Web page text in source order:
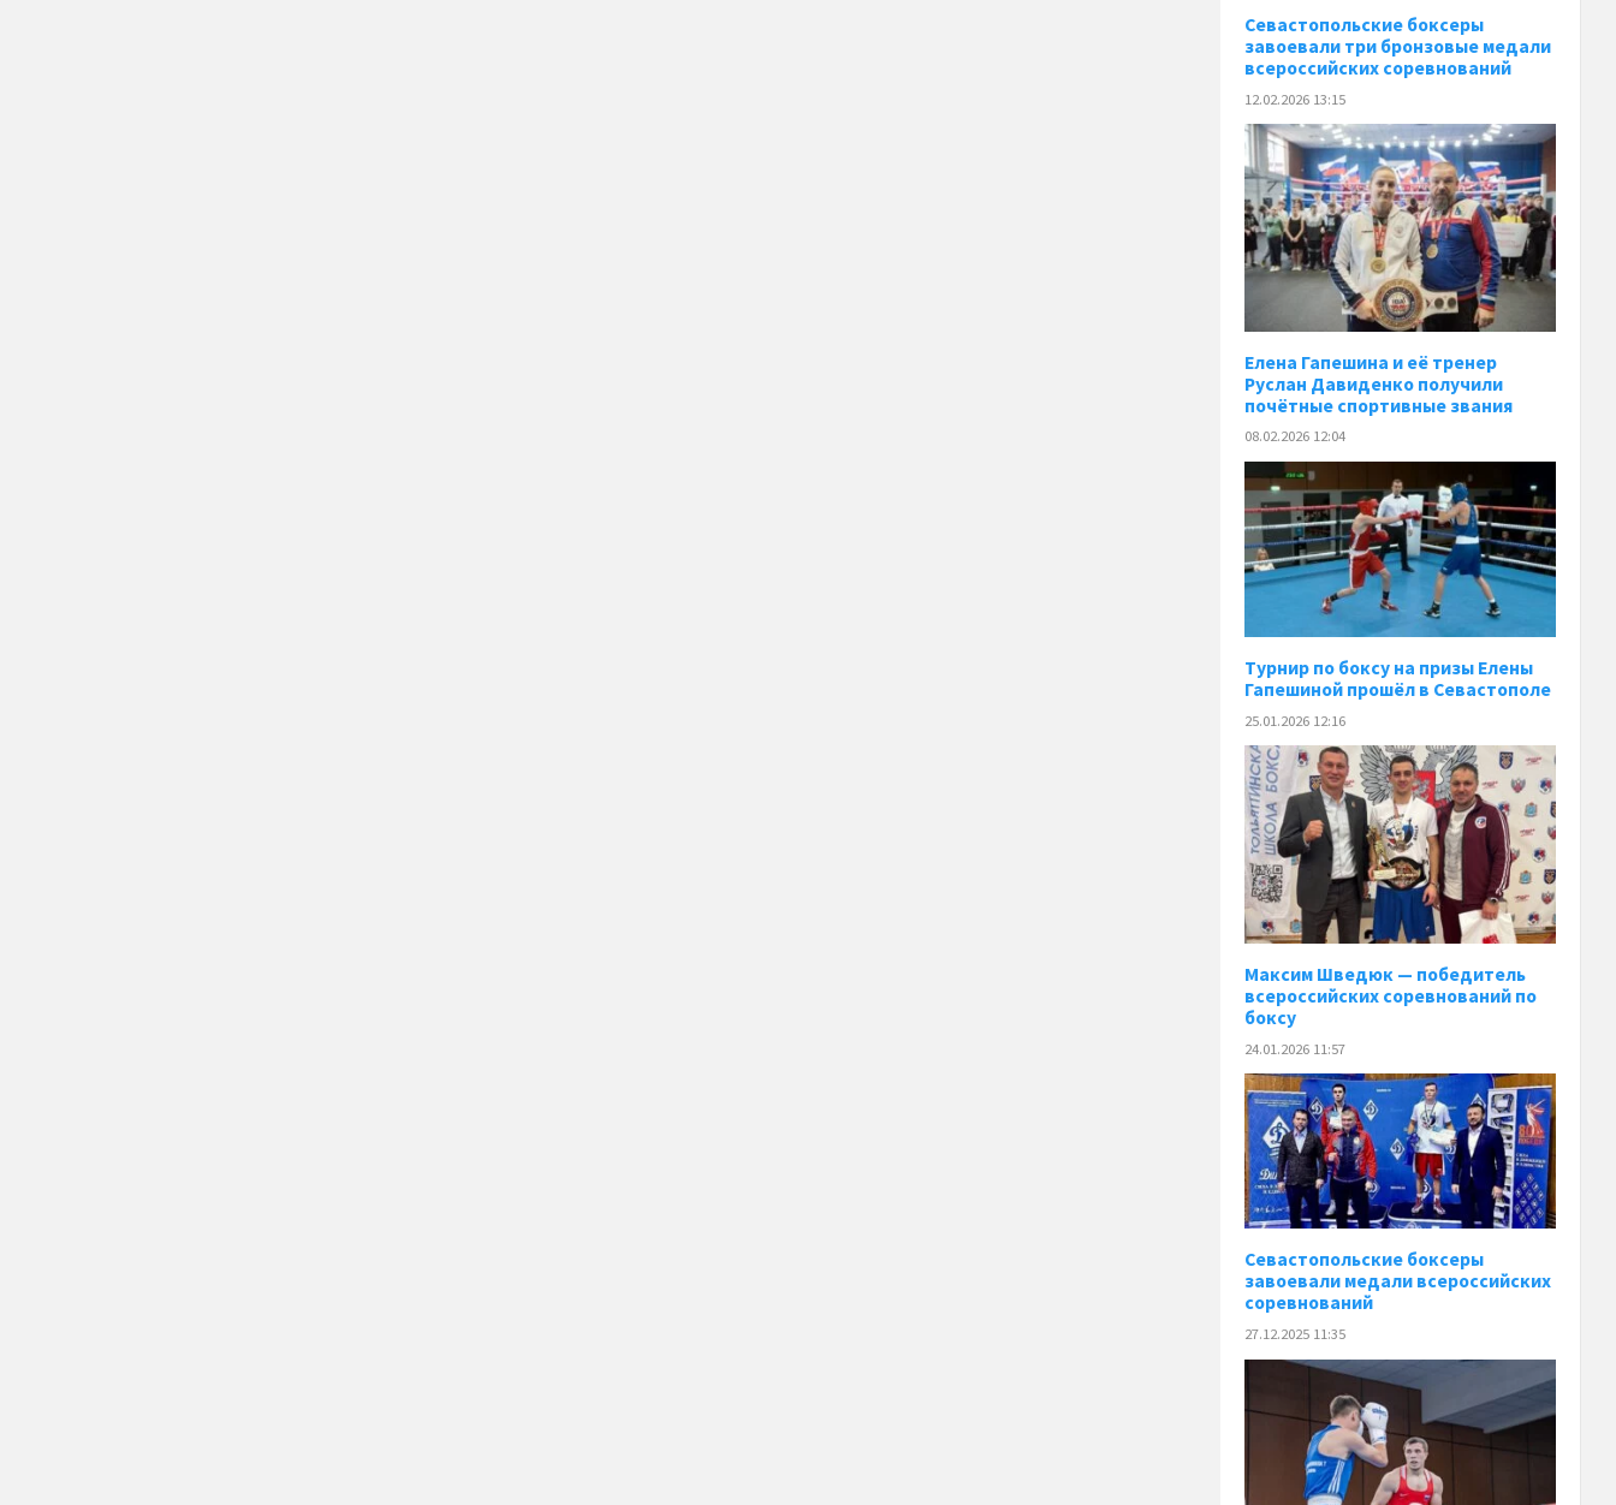
Севастопольские боксеры
завоевали три бронзовые медали
всероссийских соревнований
12.02.2026 13:15
Елена Гапешина и её тренер
Руслан Давиденко получили
почётные спортивные звания
08.02.2026 12:04
Турнир по боксу на призы Елены
Гапешиной прошёл в Севастополе
25.01.2026 12:16
Максим Шведюк — победитель
всероссийских соревнований по
боксу
24.01.2026 11:57
Севастопольские боксеры
завоевали медали всероссийских
соревнований
27.12.2025 11:35